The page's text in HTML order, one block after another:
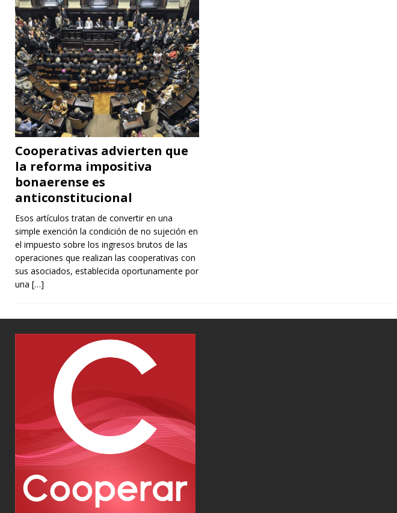
Cooperativas advierten que
la reforma impositiva
bonaerense es
anticonstitucional
Esos artículos tratan de convertir en una
simple exención la condición de no sujeción en
el impuesto sobre los ingresos brutos de las
operaciones que realizan las cooperativas con
sus asociados, establecida oportunamente por
una […]